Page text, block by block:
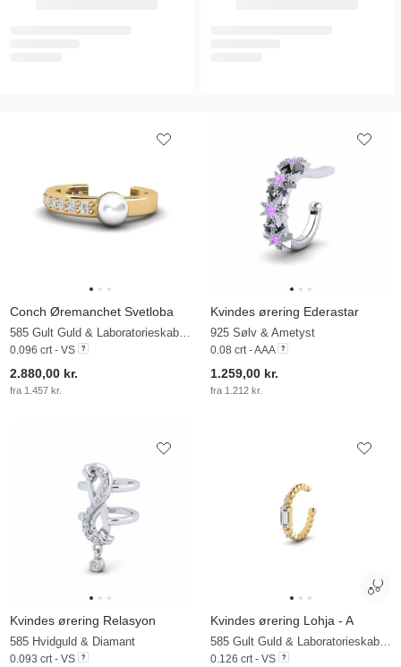
Conch Øremanchet Svetloba
585 Gult Guld & Laboratorieskabt diamant & Hvid perle
0.096 crt - VS
2.880,00 kr.
fra 1.457 kr.
Kvindes ørering Ederastar
925 Sølv & Ametyst
0.08 crt - AAA
1.259,00 kr.
fra 1.212 kr.
Kvindes ørering Relasyon
585 Hvidguld & Diamant
0.093 crt - VS
Kvindes ørering Lohja - A
585 Gult Guld & Laboratorieskabt diamant
0.126 crt - VS